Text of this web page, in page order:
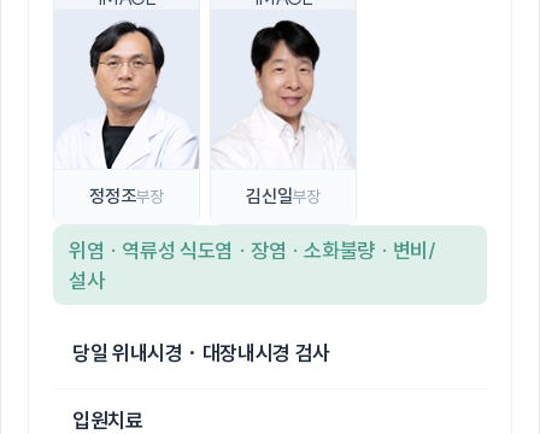
정정조부장 김신일부장
위염 · 역류성 식도염 · 장염 · 소화불량 · 변비/
설사
당일 위내시경 · 대장내시경 검사
입원치료